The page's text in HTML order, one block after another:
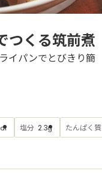
つくる筑前煮
イパンでとびきり簡
塩分 2.3g たんぱく質